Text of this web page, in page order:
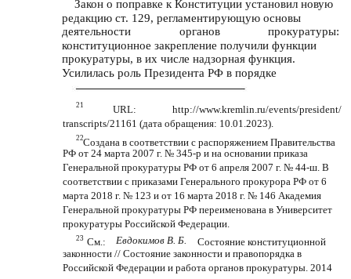
Закон о поправке к Конституции установил новую
редакцию ст. 129, регламентирующую основы
деятельности
органов
прокуратуры:
конституционное закрепление получили функции
прокуратуры, в их числе надзорная функция.
Усилилась роль Президента РФ в порядке
21 URL:
http://www.kremlin.ru/events/president/
transcripts/21161 (дата обращения: 10.01.2023).
22Создана в соответствии с распоряжением Правительства
РФ от 24 марта 2007 г. № 345-р и на основании приказа
Генеральной прокуратуры РФ от 6 апреля 2007 г. № 44-ш. В
соответствии с приказами Генерального прокурора РФ от 6
марта 2018 г. № 123 и от 16 марта 2018 г. № 146 Академия
Генеральной прокуратуры РФ переименована в Университет
прокуратуры Российской Федерации.
23 См.: Евдокимов В. Б.
Состояние конституционной
законности // Состояние законности и правопорядка в
Российской Федерации и работа органов прокуратуры. 2014